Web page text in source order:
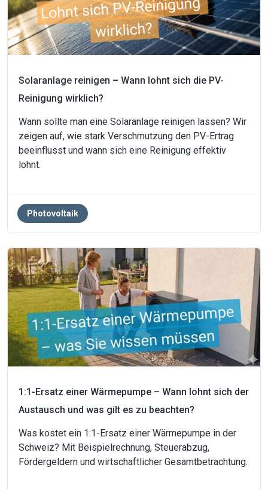
Solaranlage reinigen – Wann lohnt sich die PV-
Reinigung wirklich?
Wann sollte man eine Solaranlage reinigen lassen? Wir
zeigen auf, wie stark Verschmutzung den PV-Ertrag
beeinflusst und wann sich eine Reinigung effektiv
lohnt.
Photovoltaik
1:1-Ersatz einer Wärmepumpe – Wann lohnt sich der
Austausch und was gilt es zu beachten?
Was kostet ein 1:1-Ersatz einer Wärmepumpe in der
Schweiz? Mit Beispielrechnung, Steuerabzug,
Fördergeldern und wirtschaftlicher Gesamtbetrachtung.